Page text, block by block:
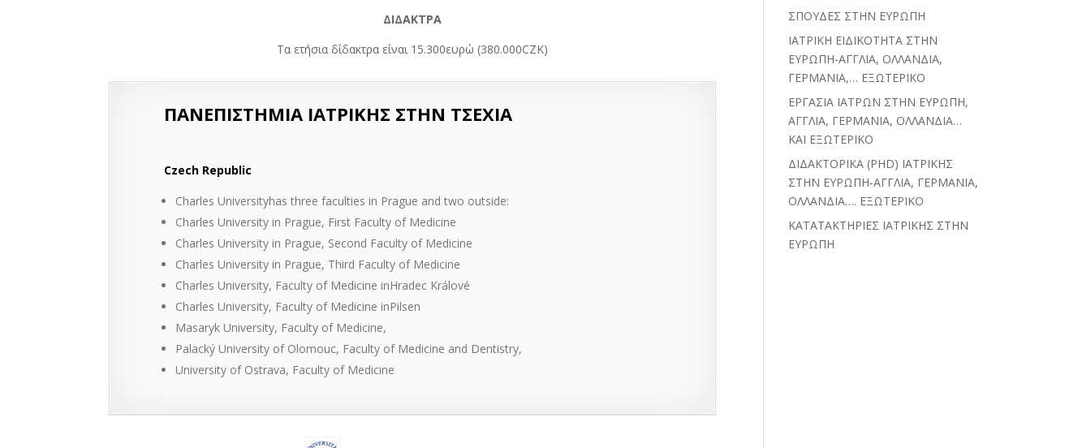
ΔΙΔΑΚΤΡΑ
Τα ετήσια δίδακτρα είναι 15.300ευρώ (380.000CZK)
ΠΑΝΕΠΙΣΤΗΜΙΑ ΙΑΤΡΙΚΗΣ ΣΤΗΝ ΤΣΕΧΙΑ
Czech Republic
Charles Universityhas three faculties in Prague and two outside:
Charles University in Prague, First Faculty of Medicine
Charles University in Prague, Second Faculty of Medicine
Charles University in Prague, Third Faculty of Medicine
Charles University, Faculty of Medicine inHradec Králové
Charles University, Faculty of Medicine inPilsen
Masaryk University, Faculty of Medicine,
Palacký University of Olomouc, Faculty of Medicine and Dentistry,
University of Ostrava, Faculty of Medicine
ΣΠΟΥΔΕΣ ΣΤΗΝ ΕΥΡΩΠΗ
ΙΑΤΡΙΚΗ ΕΙΔΙΚΟΤΗΤΑ ΣΤΗΝ
ΕΥΡΩΠΗ-ΑΓΓΛΙΑ, ΟΛΛΑΝΔΙΑ,
ΓΕΡΜΑΝΙΑ,… ΕΞΩΤΕΡΙΚΟ
ΕΡΓΑΣΙΑ ΙΑΤΡΩΝ ΣΤΗΝ ΕΥΡΩΠΗ,
ΑΓΓΛΙΑ, ΓΕΡΜΑΝΙΑ, ΟΛΛΑΝΔΙΑ…
ΚΑΙ ΕΞΩΤΕΡΙΚΟ
ΔΙΔΑΚΤΟΡΙΚΑ (PHD) ΙΑΤΡΙΚΗΣ
ΣΤΗΝ ΕΥΡΩΠΗ-ΑΓΓΛΙΑ, ΓΕΡΜΑΝΙΑ,
ΟΛΛΑΝΔΙΑ…. ΕΞΩΤΕΡΙΚΟ
ΚΑΤΑΤΑΚΤΗΡΙΕΣ ΙΑΤΡΙΚΗΣ ΣΤΗΝ
ΕΥΡΩΠΗ